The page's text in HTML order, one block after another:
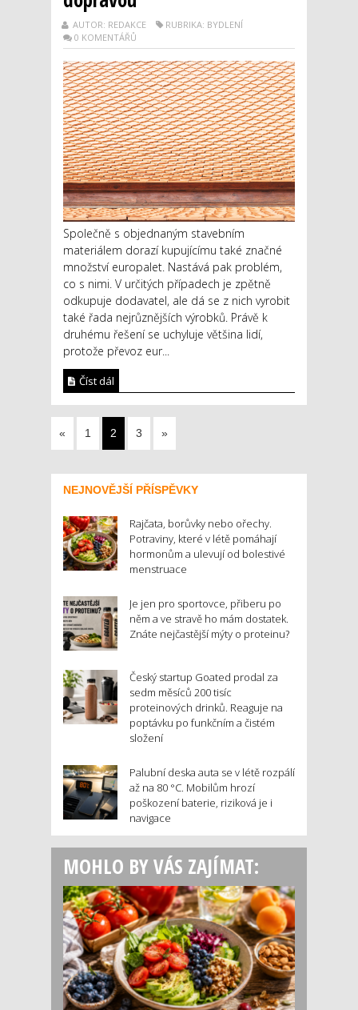
AUTOR: REDAKCE
RUBRIKA: BYDLENÍ
0 KOMENTÁŘŮ
Společně s objednaným stavebním
materiálem dorazí kupujícímu také značné
množství europalet. Nastává pak problém,
co s nimi. V určitých případech je zpětně
odkupuje dodavatel, ale dá se z nich vyrobit
také řada nejrůznějších výrobků. Právě k
druhému řešení se uchyluje většina lidí,
protože převoz eur...
Číst dál
« 1 2 3 »
NEJNOVĚJŠÍ PŘÍSPĚVKY
Rajčata, borůvky nebo ořechy.
Potraviny, které v létě pomáhají
hormonům a ulevují od bolestivé
menstruace
Je jen pro sportovce, přiberu po
něm a ve stravě ho mám dostatek.
Znáte nejčastější mýty o proteinu?
Český startup Goated prodal za
sedm měsíců 200 tisíc
proteinových drinků. Reaguje na
poptávku po funkčním a čistém
složení
Palubní deska auta se v létě rozpálí
až na 80 °C. Mobilům hrozí
poškození baterie, riziková je i
navigace
MOHLO BY VÁS ZAJÍMAT: